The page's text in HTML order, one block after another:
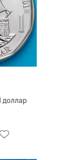
доллар